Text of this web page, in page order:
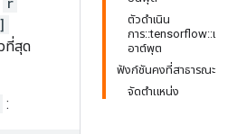
ตัวดำเนิน
การ::tensorflow::เ
อาต์พุต
ฟังก์ชันคงที่สาธารณะ
จัดตำแหน่ง
ที่สุด
: